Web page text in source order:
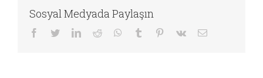
Sosyal Medyada Paylaşın
Facebook
TwitterLinkedIn
Reddit WhatsApp
Tumblr Pinterest
Vk
E-